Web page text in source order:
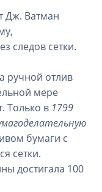
Дж. Ватман
следов сетки.
ручной отлив
мере
Только в 1799
бумаги с
сетки.
достигала 100